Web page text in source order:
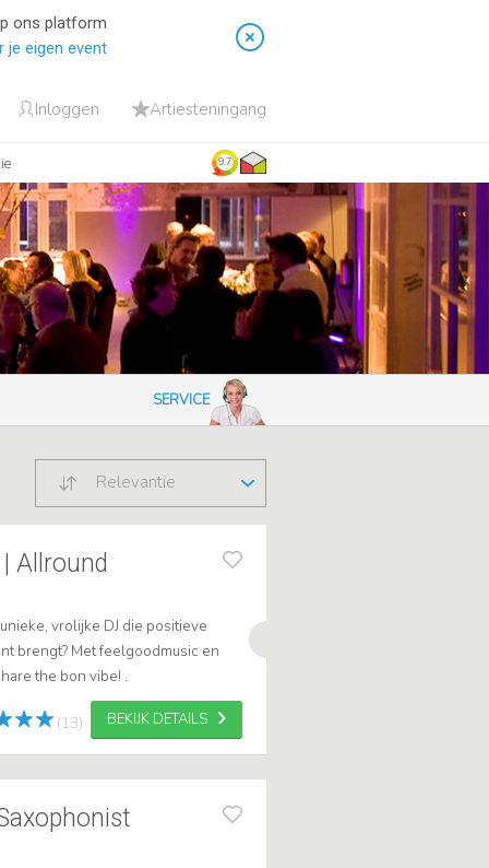
ons platform
je eigen event
Inloggen Artiesteningang
9.7
SERVICE
Relevantie
Allround
vrolijke DJ die positieve
brengt? Met feelgoodmusic en
the bon vibe! .
(13) BEKIJK DETAILS